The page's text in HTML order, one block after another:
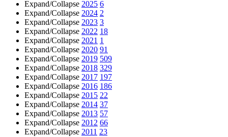
Expand/Collapse 2025 6
Expand/Collapse 2024 2
Expand/Collapse 2023 3
Expand/Collapse 2022 18
Expand/Collapse 2021 1
Expand/Collapse 2020 91
Expand/Collapse 2019 509
Expand/Collapse 2018 329
Expand/Collapse 2017 197
Expand/Collapse 2016 186
Expand/Collapse 2015 22
Expand/Collapse 2014 37
Expand/Collapse 2013 57
Expand/Collapse 2012 66
Expand/Collapse 2011 23